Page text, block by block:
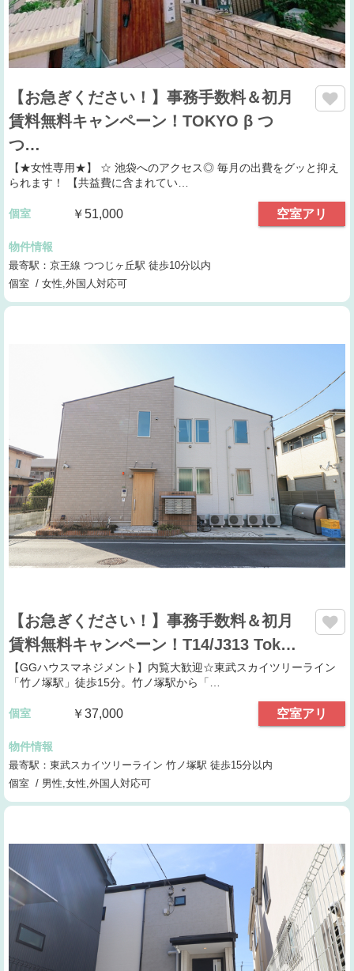
【お急ぎください！】事務手数料＆初月
賃料無料キャンペーン！TOKYO β つ
つ…
【★女性専用★】 ☆ 池袋へのアクセス◎ 毎月の出費をグッと抑え
られます！ 【共益費に含まれてい…
個室 ￥51,000 空室アリ
物件情報
最寄駅：京王線 つつじヶ丘駅 徒歩10分以内
個室 / 女性,外国人対応可
【お急ぎください！】事務手数料＆初月
賃料無料キャンペーン！T14/J313 Tok…
【GGハウスマネジメント】内覧大歓迎☆東武スカイツリーライン
「竹ノ塚駅」徒歩15分。竹ノ塚駅から「…
個室 ￥37,000 空室アリ
物件情報
最寄駅：東武スカイツリーライン 竹ノ塚駅 徒歩15分以内
個室 / 男性,女性,外国人対応可